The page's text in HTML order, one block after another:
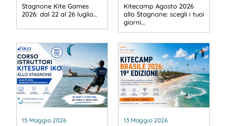
Stagnone Kite Games
2026: dal 22 al 26 luglio…
Kitecamp Agosto 2026
allo Stagnone: scegli i tuoi
giorni…
15 Maggio 2026 13 Maggio 2026